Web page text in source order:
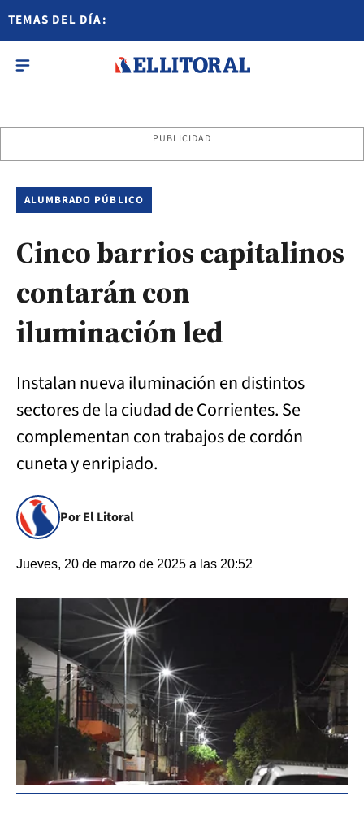
TEMAS DEL DÍA:
PUBLICIDAD
ALUMBRADO PÚBLICO
Cinco barrios capitalinos
contarán con
iluminación led
Instalan nueva iluminación en distintos
sectores de la ciudad de Corrientes. Se
complementan con trabajos de cordón
cuneta y enripiado.
Por El Litoral
Jueves, 20 de marzo de 2025 a las 20:52